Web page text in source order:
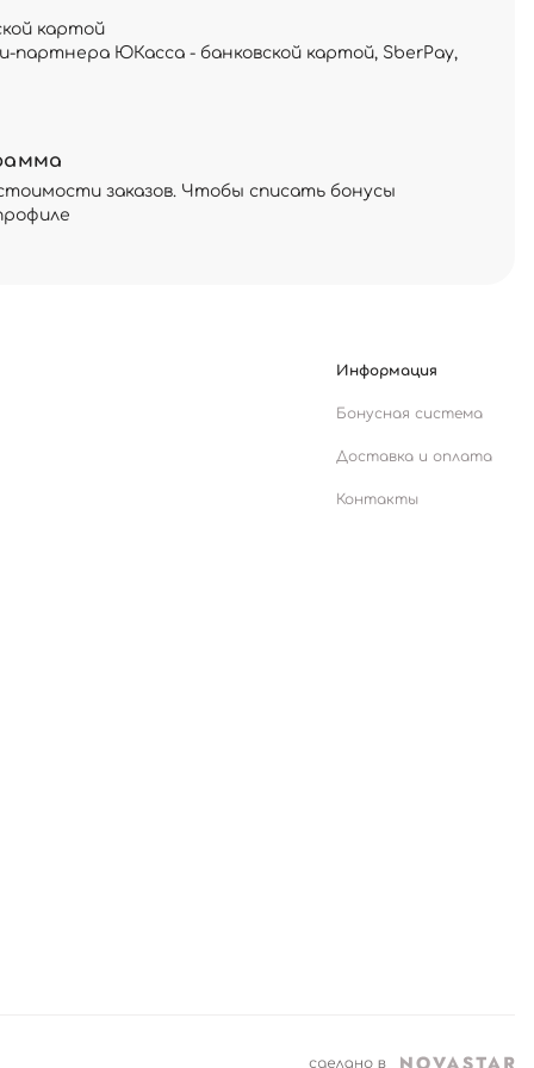
картой
партнера ЮКасса - банковской картой, SberPay,
заказов. Чтобы списать бонусы
Информация
Бонусная система
Доставка и оплата
Контакты